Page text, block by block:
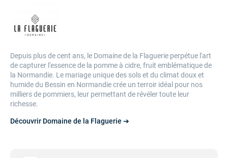
Depuis plus de cent ans, le Domaine de la Flaguerie perpétue l'art
de capturer l'essence de la pomme à cidre, fruit emblématique de
la Normandie. Le mariage unique des sols et du climat doux et
humide du Bessin en Normandie crée un terroir idéal pour nos
milliers de pommiers, leur permettant de révéler toute leur
richesse.
Découvrir Domaine de la Flaguerie ➔